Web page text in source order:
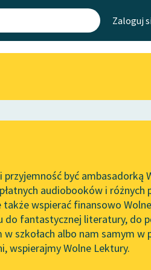
Zaloguj
Mapa Wolnych Lektur
Leśmianator
API
OAI-PMH
Widget Wolnych
być ambasadorką
audiobooków i różnych
wspierać finansowo
do fantastycznej literatury, do
szkołach albo nam samym w
wspierajmy Wolne Lektury.